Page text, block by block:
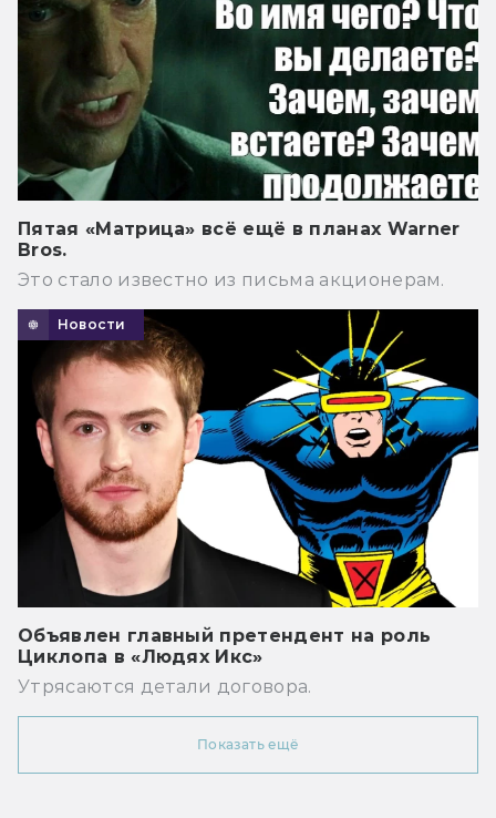
Пятая «Матрица» всё ещё в планах Warner
Bros.
Это стало известно из письма акционерам.
Новости
Объявлен главный претендент на роль
Циклопа в «Людях Икс»
Утрясаются детали договора.
Показать ещё